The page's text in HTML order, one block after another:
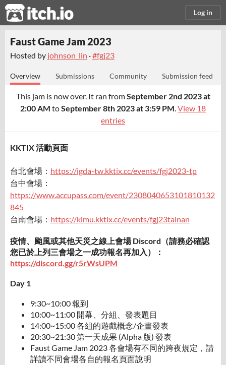
itch.io Log in
Faust Game Jam 2023
Hosted by johnson_lin ·#fgj23
Overview Submissions Community Submission feed
This jam is now over. It ran fromSeptember 2nd 2023 at
2:00 AM toSeptember 8th 2023 at 3:59 PM.View 18
entries
KKTIX 活動頁面
台北會場： https://igda-tw.kktix.cc/events/fgj2023-tp
台中會場：
https://www.accupass.com/event/2308040653101810132
845
台南會場： https://kimu.kktix.cc/events/fgj23tainan
疫情、颱風或其他天災之線上會場 Discord（請務必確認
您已於上列三會場之一成功報名再加入）：
https://discord.gg/r5rWsUPM
Day 1
9:30~10:00 報到
10:00~11:00 開幕、分組、發表題目
14:00~15:00 各組的遊戲概念/企畫發表
20:30~21:30 第一天成果 (Alpha 版) 發表
Faust Game Jam 2023 各會場有不同的跨夜規定，請
詳讀不同會場各自的報名頁面說明